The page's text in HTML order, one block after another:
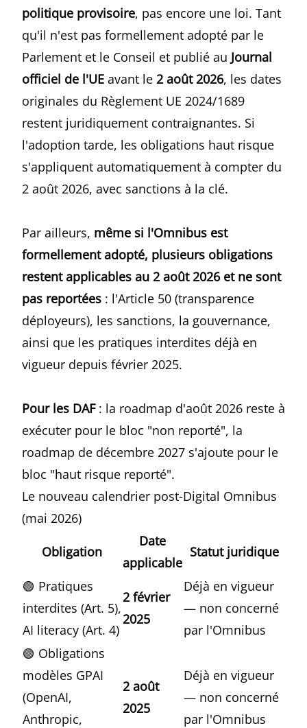
politique provisoire, pas encore une loi. Tant
qu'il n'est pas formellement adopté par le
Parlement et le Conseil et publié au Journal
officiel de l'UE avant le 2 août 2026, les dates
originales du Règlement UE 2024/1689
restent juridiquement contraignantes. Si
l'adoption tarde, les obligations haut risque
s'appliquent automatiquement à compter du
2 août 2026, avec sanctions à la clé.
Par ailleurs, même si l'Omnibus est
formellement adopté, plusieurs obligations
restent applicables au 2 août 2026 et ne sont
pas reportées : l'Article 50 (transparence
déployeurs), les sanctions, la gouvernance,
ainsi que les pratiques interdites déjà en
vigueur depuis février 2025.
Pour les DAF: la roadmap d'août 2026 reste à
exécuter pour le bloc "non reporté", la
roadmap de décembre 2027 s'ajoute pour le
bloc "haut risque reporté".
Le nouveau calendrier post-Digital Omnibus
(mai 2026)
Obligation
Date
applicable
Statut juridique
🟢 Pratiques
interdites (Art. 5),
AI literacy (Art. 4)
2 février
2025
Déjà en vigueur
— non concerné
par l'Omnibus
🟢 Obligations
modèles GPAI
(OpenAI,
Anthropic,
2 août
2025
Déjà en vigueur
— non concerné
par l'Omnibus